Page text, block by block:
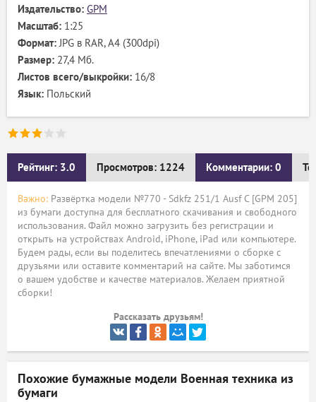
Издательство: GPM
Масштаб: 1:25
Формат:JPG в RAR, А4 (300dpi)
Размер: 27,4 Мб.
Листов всего/выкройки: 16/8
Язык: Польский
Рейтинг: 3.0 Просмотров: 1224 Комментарии: 0
Важно: Развёртка модели №770 - Sdkfz 251/1 Ausf C [GPM 205]
из бумаги доступна для бесплатного скачивания и свободного
использования. Файл можно загрузить без регистрации и
открыть на устройствах Android, iPhone, iPad или компьютере.
Будем рады, если вы поделитесь впечатлениями о сборке с
друзьями или оставите комментарий на сайте. Мы заботимся
о вашем удобстве и качестве материалов. Желаем приятной
сборки!
Рассказать друзьям!
Похожие бумажные модели Военная техника из
бумаги